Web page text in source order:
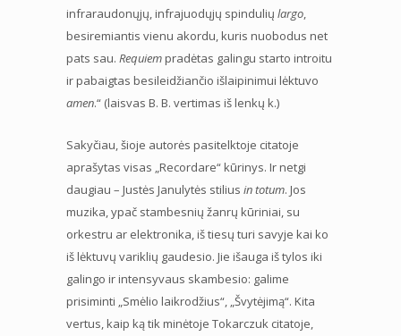
infraraudonųjų, infrajuodųjų spindulių largo
besiremiantis vienu akordu, kuris nuobodus net
pats sau. Requiempradėtas galingu starto introitu
ir pabaigtas besileidžiančio išlaipinimui lėktuvo
amen.“ (laisvas B. B. vertimas iš lenkų k.)
Sakyčiau, šioje autorės pasitelktoje citatoje
aprašytas visas „Recordare“ kūrinys. Ir netgi
daugiau – Justės Janulytės stilius in totum. Jos
muzika, ypač stambesnių žanrų kūriniai, su
orkestru ar elektronika, iš tiesų turi savyje kai ko
iš lėktuvų variklių gaudesio. Jie išauga iš tylos iki
galingo ir intensyvaus skambesio: galime
prisiminti „Smėlio laikrodžius“, „Švytėjimą“. Kita
vertus, kaip ką tik minėtoje Tokarczuk citatoje,